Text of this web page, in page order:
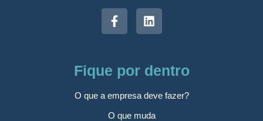
Fique por dentro
O que a empresa deve fazer?
O que muda